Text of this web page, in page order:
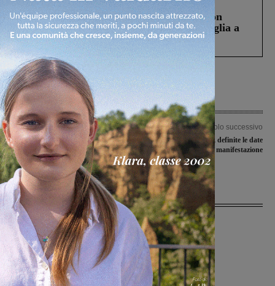
Scomparso da una struttura di Castiglion
Fiorentino l’uomo che aveva ucciso la figlia a
Levane nel 2020
Articolo precedente
Fimer, Eugenio Giani: “La Regione
Toscana invita l’azienda al confronto
con sindacati e istituzioni”
Articolo successivo
Viareggio Cup 2023, definite le date
della manifestazione
Ultime Notizie